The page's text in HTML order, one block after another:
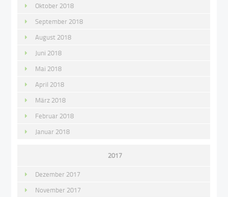
Oktober 2018
September 2018
August 2018
Juni 2018
Mai 2018
April 2018
März 2018
Februar 2018
Januar 2018
2017
Dezember 2017
November 2017